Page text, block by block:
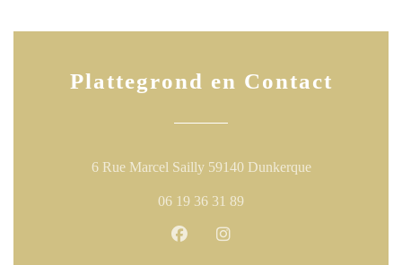
Plattegrond en Contact
6 Rue Marcel Sailly 59140 Dunkerque((opent in een
06 19 36 31 89
Facebook ((opent in een nieuw